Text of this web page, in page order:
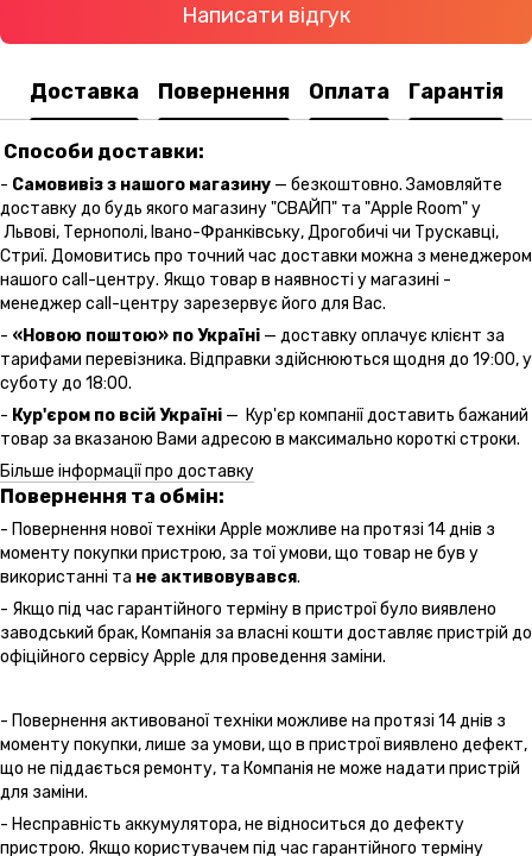
Написати відгук
Доставка Повернення Оплата Гарантія
Способи доставки:
- Самовивіз з нашого магазину — безкоштовно. Замовляйте
доставку до будь якого магазину "СВАЙП" та "Apple Room" у
Львові, Тернополі, Івано-Франківську, Дрогобичі чи Трускавці,
Стриї. Домовитись про точний час доставки можна з менеджером
нашого call-центру. Якщо товар в наявності у магазині -
менеджер call-центру зарезервує його для Вас.
- «Новою поштою» по Україні — доставку оплачує клієнт за
тарифами перевізника. Відправки здійснюються щодня до 19:00, у
суботу до 18:00.
- Кур'єром по всій Україні — Кур'єр компанії доставить бажаний
товар за вказаною Вами адресою в максимально короткі строки.
Більше інформації про доставку
Повернення та обмін:
- Повернення нової техніки Apple можливе на протязі 14 днів з
моменту покупки пристрою, за тої умови, що товар не був у
використанні та не активовувався.
- Якщо під час гарантійного терміну в пристрої було виявлено
заводський брак, Компанія за власні кошти доставляє пристрій до
офіційного сервісу Apple для проведення заміни.
- Повернення активованої техніки можливе на протязі 14 днів з
моменту покупки, лише за умови, що в пристрої виявлено дефект,
що не піддається ремонту, та Компанія не може надати пристрій
для заміни.
- Несправність аккумулятора, не відноситься до дефекту
пристрою. Якщо користувачем під час гарантійного терміну